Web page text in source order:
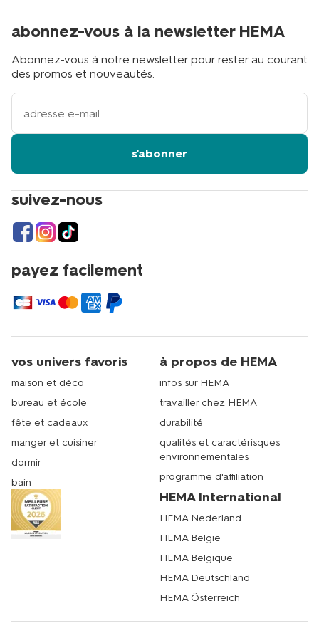
suivez-nous
payez facilement
abonnez-vous à la newsletter HEMA
Abonnez-vous à notre newsletter pour rester au courant
des promos et nouveautés.
votre
adresse
s'abonner
vos univers favoris
maison et déco
bureau et école
fête et cadeaux
manger et cuisiner
dormir
bain
à propos de HEMA
infos sur HEMA
travailler chez HEMA
durabilité
qualités et caractérisques
environnementales
programme d'affiliation
HEMA International
HEMA Nederland
HEMA België
HEMA Belgique
HEMA Deutschland
HEMA Österreich